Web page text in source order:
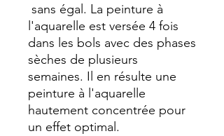
sans égal. La peinture à
l'aquarelle est versée 4 fois
dans les bols avec des phases
sèches de plusieurs
semaines. Il en résulte une
peinture à l'aquarelle
hautement concentrée pour
un effet optimal.